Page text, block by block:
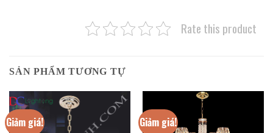
Rate this product
SẢN PHẨM TƯƠNG TỰ
Giảm giá! Giảm giá!